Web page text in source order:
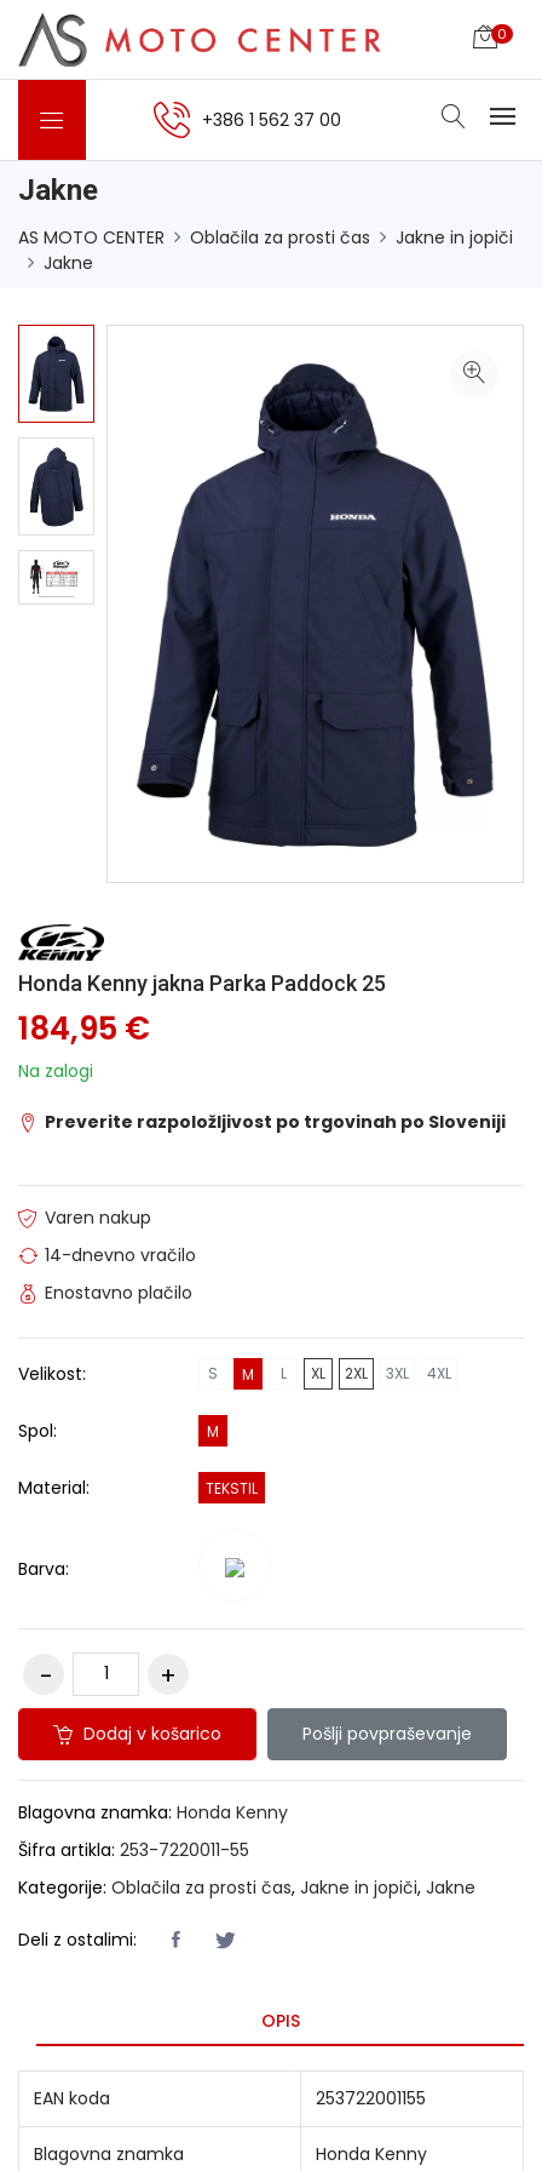
0
+386 1 562 37 00
Jakne
AS MOTO CENTER Oblačila za prosti čas
Jakne in jopiči
Jakne
Honda Kenny jakna Parka Paddock 25
184,95 €
Na zalogi
Preverite razpoložljivost po trgovinah po Sloveniji
Varen nakup
14-dnevno vračilo
Enostavno plačilo
Velikost: S M L XL 2XL 3XL 4XL
Spol: M
Material: TEKSTIL
Barva:
Dodaj v košarico Pošlji povpraševanje
Blagovna znamka: Honda Kenny
Šifra artikla: 253-7220011-55
Kategorije: Oblačila za prosti čas, Jakne in jopiči, Jakne
Deli z ostalimi:
OPIS
EAN koda 253722001155
Blagovna znamka Honda Kenny